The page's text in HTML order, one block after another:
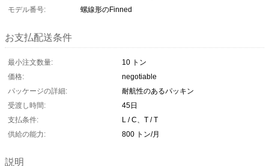
モデル番号:
螺線形のFinned
お支払配送条件
最小注文数量:
10 トン
価格:
negotiable
パッケージの詳細:
耐航性のあるパッキン
受渡し時間:
45日
支払条件:
L / C、T / T
供給の能力:
800 トン/月
説明